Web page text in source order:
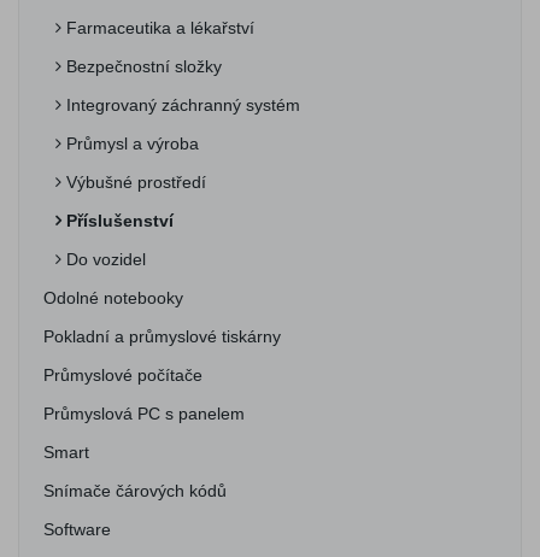
Farmaceutika a lékařství
Bezpečnostní složky
Integrovaný záchranný systém
Průmysl a výroba
Výbušné prostředí
Příslušenství
Do vozidel
Odolné notebooky
Pokladní a průmyslové tiskárny
Průmyslové počítače
Průmyslová PC s panelem
Smart
Snímače čárových kódů
Software